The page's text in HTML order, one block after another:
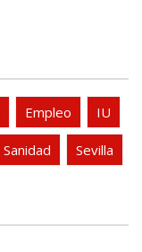
Empleo IU
Sanidad Sevilla